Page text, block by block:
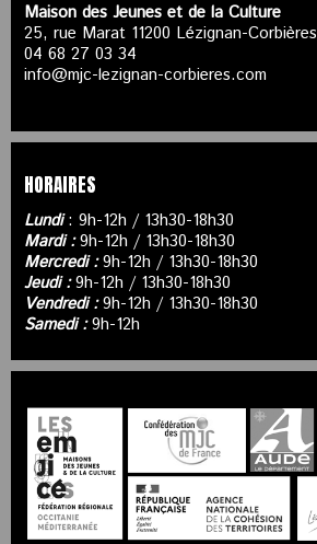
Maison des Jeunes et de la Culture
25, rue Marat 11200 Lézignan-Corbières
04 68 27 03 34
info@mjc-lezignan-corbieres.com
HORAIRES
Lundi: 9h-12h / 13h30-18h30
Mardi :9h-12h / 13h30-18h30
Mercredi :9h-12h / 13h30-18h30
Jeudi :9h-12h / 13h30-18h30
Vendredi :9h-12h / 13h30-18h30
Samedi :9h-12h